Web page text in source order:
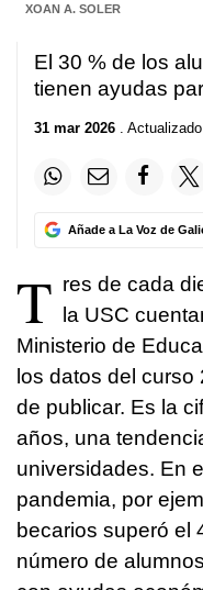
XOAN A. SOLER
El 30 % de los
tienen ayudas
31 mar 2026 .
Añade a La Voz de
T res de cada
la USC
Ministerio de
los datos del
de publicar. Es la
años, una
universidades. En
pandemia, por
becarios superó el
número de